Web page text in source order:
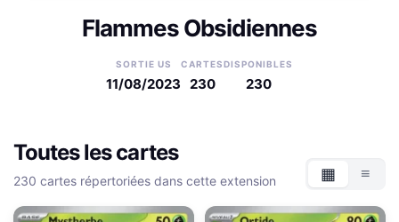
Flammes Obsidiennes
SORTIE US
11/08/2023
CARTES
230
DISPONIBLES
230
Toutes les cartes
230 cartes répertoriées dans cette extension
▦
Grille
≡